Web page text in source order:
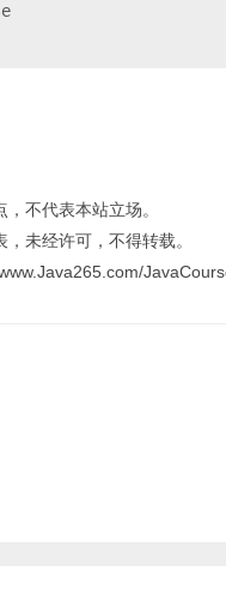
不代表本站立场。
未经许可，不得转载。